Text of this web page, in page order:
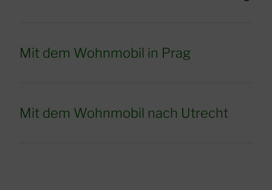
Mit dem Wohnmobil in Prag
Mit dem Wohnmobil nach Utrecht